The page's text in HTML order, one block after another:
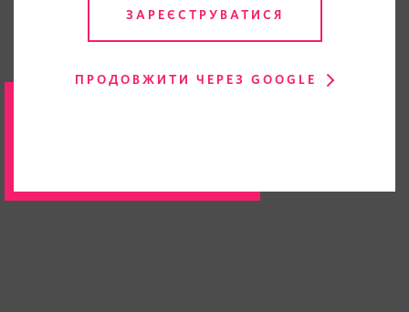
ЗАРЕЄСТРУВАТИСЯ
ПРОДОВЖИТИ ЧЕРЕЗ GOOGLE